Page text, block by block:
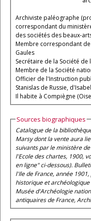
Archiviste paléographe
correspondant du
des sociétés des beaux-
Membre correspondant
Gaules
Secrétaire de la Société de
Membre de la Société
Officier de l'Instruction
Stanislas de Russie,
Il habite à Compiègne
Sources biographiques
Catalogue de la
Marsy dont la vente aura
suivants par le ministère
l'Ecole des chartes, 1900,
en ligne" ci-dessous).
l'Ile de France, année 1901,
historique et
Musée d'Archéologie
antiquaires de France,